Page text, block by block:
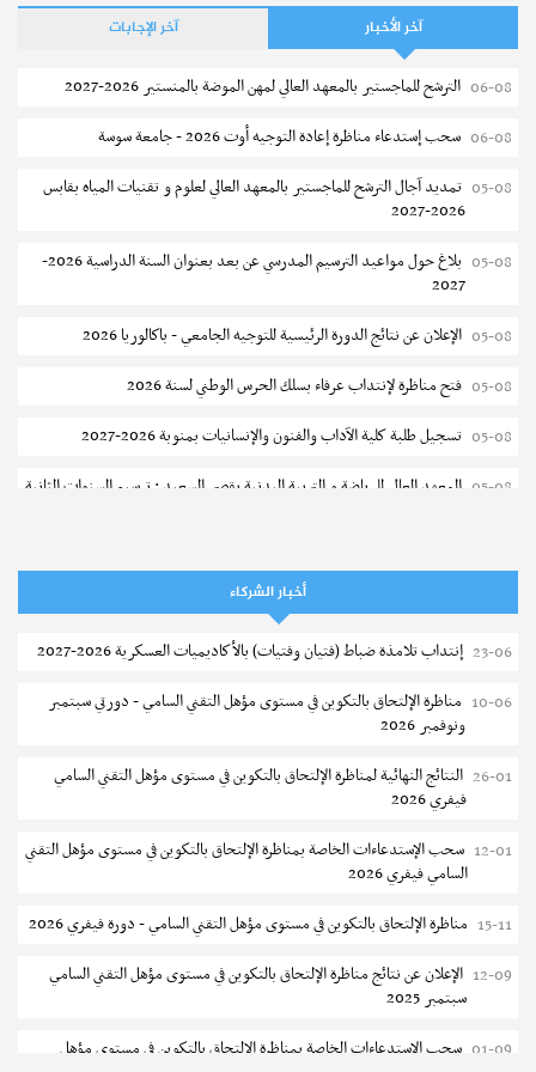
آخر الأخبار آخر الإجابات
06-08 الترشح للماجستير بالمعهد العالي لمهن الموضة بالمنستير 2026-2027
06-08 سحب إستدعاء مناظرة إعادة التوجيه أوت 2026 - جامعة سوسة
05-08 تمديد آجال الترشح للماجستير بالمعهد العالي لعلوم و تقنيات المياه بقابس
2026-2027
05-08
بلاغ حول مواعيد الترسيم المدرسي عن بعد بعنوان السنة الدراسية 2026-
2027
05-08 الإعلان عن نتائج الدورة الرئيسية للتوجيه الجامعي - باكالوريا 2026
05-08 فتح مناظرة لإنتداب عرفاء بسلك الحرس الوطني لسنة 2026
05-08 تسجيل طلبة كلية الآداب والفنون والإنسانيات بمنوبة 2026-2027
05-08 المعهد العالي للرياضة و التربية البدنية بقصر السعيد : ترسيم السنوات الثانية
05-08 كلية العلوم الإقتصادية والتصرف بسوسة : الترشح لماجستير مهني جديد
05-08
الترشح للماجستير بالمعهد العالي للرياضة والتربية البدنية بصفاقس 2026-
نتائج القبول الأولي لمناظرة إنتداب أساتذة التعليم الثانوي والفني والتقني
04-08 المركز القطاعي للتكوين في الآلية الفلاحية جوقار الفحص :فتح باب الترشح
لقبول متكونين
04-08 المركز القطاعي للتكوين في الآلية الفلاحية جوقار الفحص : دورة سبتمبر 2026
2027
04-08 كلية العلوم الإقتصادية والتصرف بصفاقس : الترشح للماجستير (دورة ثانية)
مناظرة الالتحاق بالتكوين في مستوى مؤهل التقني السامي في الصيد البحري
2026-2027
أخبار الشركاء
23-06 إنتداب تلامذة ضباط (فتيان وفتيات) بالأكاديميات العسكرية 2026-2027
10-06 مناظرة الإلتحاق بالتكوين في مستوى مؤهل التقني السامي - دورتي سبتمبر
ونوفمبر 2026
26-01 النتائج النهائية لمناظرة الإلتحاق بالتكوين في مستوى مؤهل التقني السامي
فيفري 2026
12-01 سحب الإستدعاءات الخاصة بمناظرة الإلتحاق بالتكوين في مستوى مؤهل التقني
السامي فيفري 2026
15-11 مناظرة الإلتحاق بالتكوين في مستوى مؤهل التقني السامي - دورة فيفري 2026
12-09 الإعلان عن نتائج مناظرة الإلتحاق بالتكوين في مستوى مؤهل التقني السامي
سبتمبر 2025
01-09 سحب الإستدعاءات الخاصة بمناظرة الإلتحاق بالتكوين في مستوى مؤهل